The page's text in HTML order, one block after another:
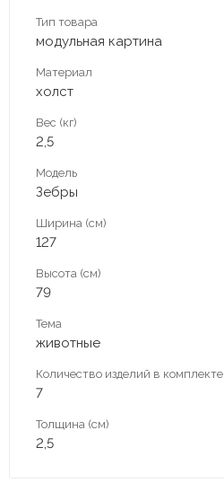
Тип товара
модульная картина
Материал
холст
Вес (кг)
2,5
Модель
Зебры
Ширина (см)
127
Высота (см)
79
Тема
животные
Количество изделий в комплекте
7
Толщина (см)
2,5